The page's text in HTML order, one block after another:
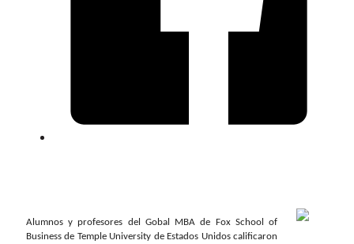
Alumnos y profesores del Gobal MBA de Fox School of
Business de Temple University de Estados Unidos calificaron